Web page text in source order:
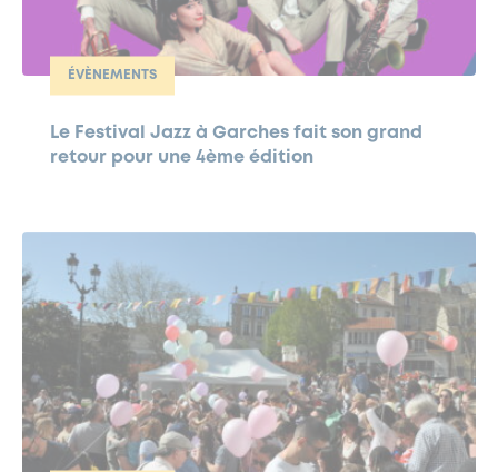
ÉVÈNEMENTS
Le Festival Jazz à Garches fait son grand
retour pour une 4ème édition